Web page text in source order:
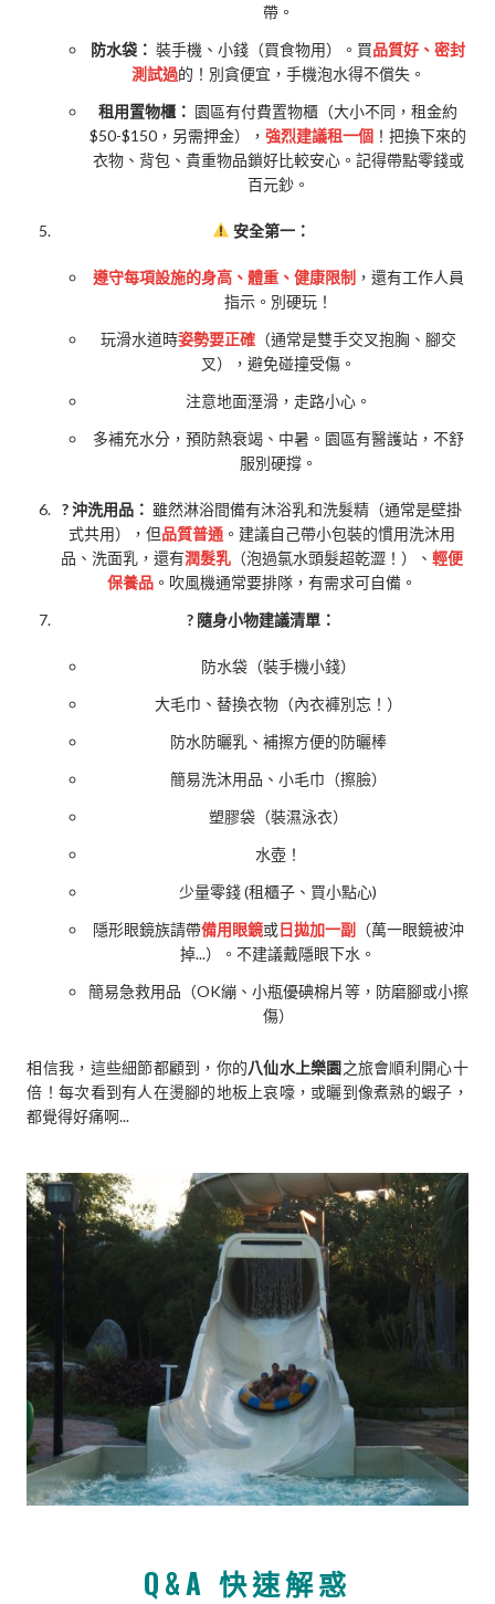
帶。
防水袋： 裝手機、小錢（買食物用）。買品質好、密封
測試過的！別貪便宜，手機泡水得不償失。
租用置物櫃： 園區有付費置物櫃（大小不同，租金約
$50-$150，另需押金）， 強烈建議租一個 ！把換下來的
衣物、背包、貴重物品鎖好比較安心。記得帶點零錢或
百元鈔。
安全第一：
遵守每項設施的身高、體重、健康限制 ，還有工作人員
指示。別硬玩！
玩滑水道時姿勢要正確（通常是雙手交叉抱胸、腳交
叉），避免碰撞受傷。
注意地面溼滑，走路小心。
多補充水分，預防熱衰竭、中暑。園區有醫護站，不舒
服別硬撐。
? 沖洗用品： 雖然淋浴間備有沐浴乳和洗髮精（通常是壁掛
式共用），但品質普通。建議自己帶小包裝的慣用洗沐用
品、洗面乳，還有潤髮乳（泡過氯水頭髮超乾澀！）、 輕便
保養品。吹風機通常要排隊，有需求可自備。
? 隨身小物建議清單：
防水袋（裝手機小錢）
大毛巾、替換衣物（內衣褲別忘！）
防水防曬乳、補擦方便的防曬棒
簡易洗沐用品、小毛巾（擦臉）
塑膠袋（裝濕泳衣）
水壺！
少量零錢 (租櫃子、買小點心)
隱形眼鏡族請帶備用眼鏡或日拋加一副
（萬一眼鏡被沖
掉...）。不建議戴隱眼下水。
簡易急救用品（OK繃、小瓶優碘棉片等，防磨腳或小擦
傷）
相信我，這些細節都顧到，你的八仙水上樂園之旅會順利開心十
倍！每次看到有人在燙腳的地板上哀嚎，或曬到像煮熟的蝦子，
都覺得好痛啊...
Q&A 快速解惑